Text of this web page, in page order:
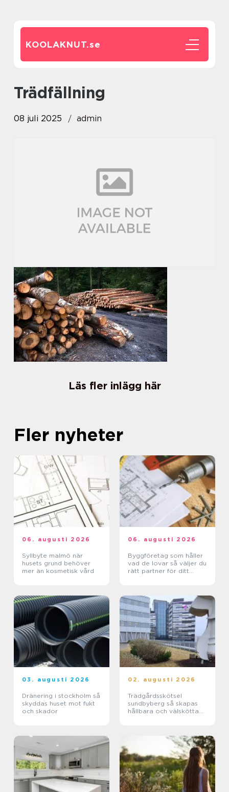
KOOLAKNUT.se
Trädfällning
08 juli 2025 admin
Läs fler inlägg här
Fler nyheter
06. augusti 2026
Syllbyte malmö när
husets grund behöver
mer än kosmetisk vård
06. augusti 2026
Byggföretag som håller
vad de lovar så väljer du
rätt partner för ditt
03. augusti 2026
Dränering i stockholm så
skyddas huset mot fukt
och skador
02. augusti 2026
Trädgårdsskötsel
sundbyberg så skapas
hållbara och välskötta